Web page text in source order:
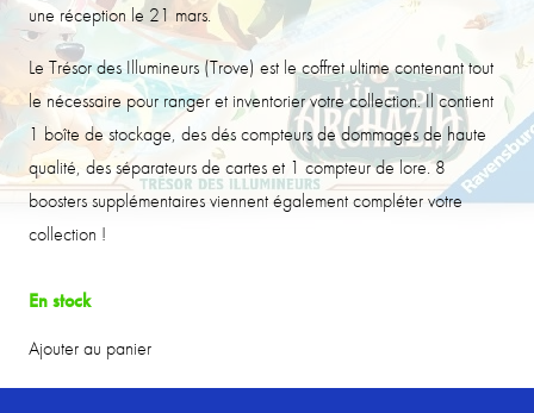
une réception le 21 mars.
Le Trésor des Illumineurs (Trove) est le coffret ultime contenant tout
le nécessaire pour ranger et inventorier votre collection. Il contient
1 boîte de stockage, des dés compteurs de dommages de haute
qualité, des séparateurs de cartes et 1 compteur de lore. 8
boosters supplémentaires viennent également compléter votre
collection !
En stock
quantité
de
Ajouter au panier